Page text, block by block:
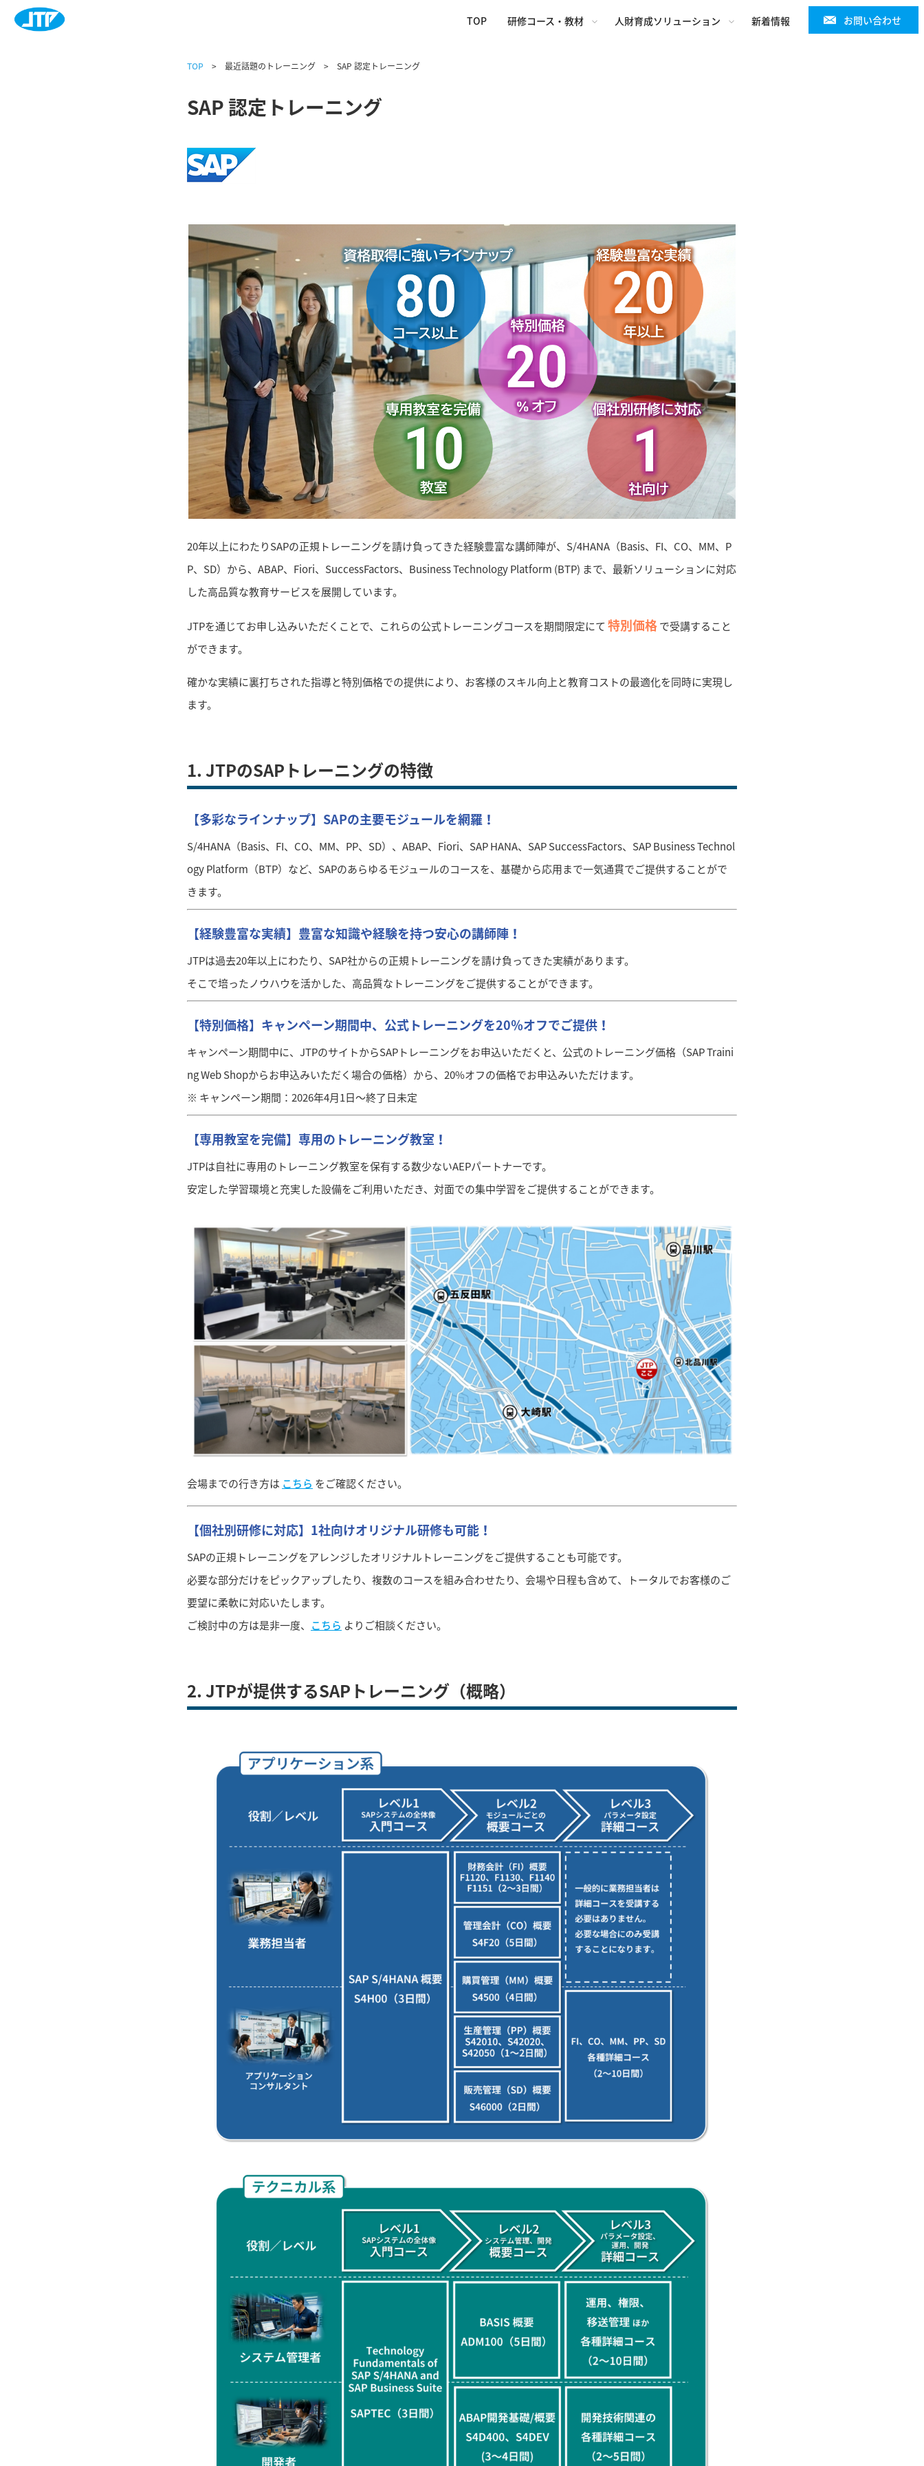
TOP 研修コース・教材 人財育成ソリューション 新着情報 お問い合わせ
TOP > 最近話題のトレーニング > SAP 認定トレーニング
SAP 認定トレーニング
20年以上にわたりSAPの正規トレーニングを請け負ってきた経験豊富な講師陣が、S/4HANA（Basis、FI、CO、MM、P
P、SD）から、ABAP、Fiori、SuccessFactors、Business Technology Platform (BTP) まで、最新ソリューションに対応
した高品質な教育サービスを展開しています。
JTPを通じてお申し込みいただくことで、これらの公式トレーニングコースを期間限定にて特別価格で受講すること
ができます。
確かな実績に裏打ちされた指導と特別価格での提供により、お客様のスキル向上と教育コストの最適化を同時に実現し
ます。
1. JTPのSAPトレーニングの特徴
【多彩なラインナップ】SAPの主要モジュールを網羅！
S/4HANA（Basis、FI、CO、MM、PP、SD）、ABAP、Fiori、SAP HANA、SAP SuccessFactors、SAP Business Technol
ogy Platform（BTP）など、SAPのあらゆるモジュールのコースを、基礎から応用まで一気通貫でご提供することがで
きます。
【経験豊富な実績】豊富な知識や経験を持つ安心の講師陣！
JTPは過去20年以上にわたり、SAP社からの正規トレーニングを請け負ってきた実績があります。
そこで培ったノウハウを活かした、高品質なトレーニングをご提供することができます。
【特別価格】キャンペーン期間中、公式トレーニングを20％オフでご提供！
キャンペーン期間中に、JTPのサイトからSAPトレーニングをお申込いただくと、公式のトレーニング価格（SAP Traini
ng Web Shopからお申込みいただく場合の価格）から、20%オフの価格でお申込みいただけます。
※ キャンペーン期間：2026年4月1日〜終了日未定
【専用教室を完備】専用のトレーニング教室！
JTPは自社に専用のトレーニング教室を保有する数少ないAEPパートナーです。
安定した学習環境と充実した設備をご利用いただき、対面での集中学習をご提供することができます。
会場までの行き方は こちら をご確認ください。
【個社別研修に対応】1社向けオリジナル研修も可能！
SAPの正規トレーニングをアレンジしたオリジナルトレーニングをご提供することも可能です。
必要な部分だけをピックアップしたり、複数のコースを組み合わせたり、会場や日程も含めて、トータルでお客様のご
要望に柔軟に対応いたします。
ご検討中の方は是非一度、 こちら よりご相談ください。
2. JTPが提供するSAPトレーニング（概略）